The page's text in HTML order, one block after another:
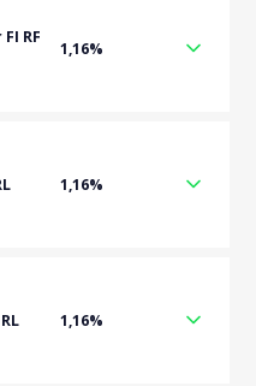
RF
1,16%
1,16%
1,16%